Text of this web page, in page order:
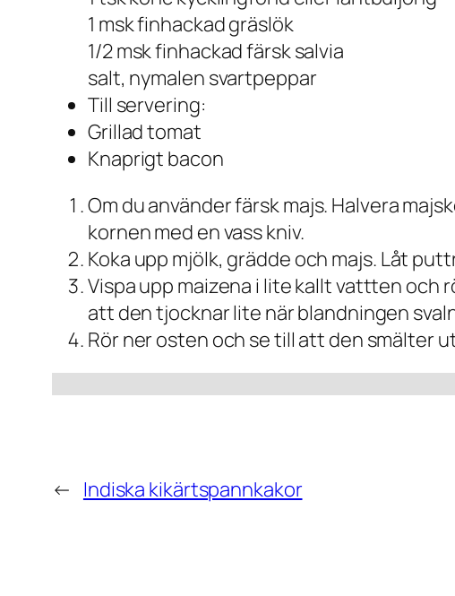
1 msk finhackad gräslök
1/2 msk finhackad färsk salvia
salt, nymalen svartpeppar
Till servering:
Grillad tomat
Knaprigt bacon
Om du använder färsk majs. Halvera
kornen med en vass kniv.
Koka upp mjölk, grädde och majs. Låt
Vispa upp maizena i lite kallt vattten och
att den tjocknar lite när blandningen
Rör ner osten och se till att den smälter
← Indiska kikärtspannkakor